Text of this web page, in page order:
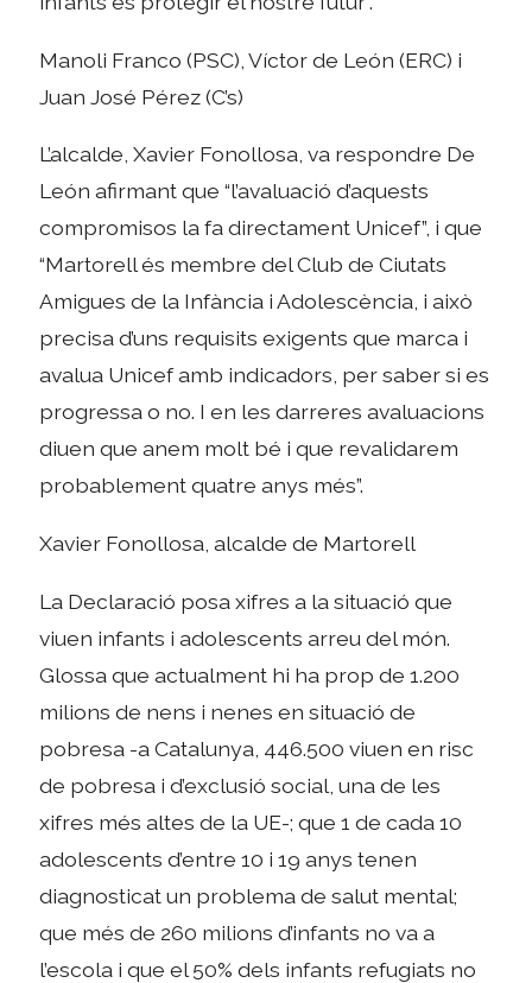
Manoli Franco (PSC), Víctor de León (ERC) i
Juan José Pérez (C’s)
L’alcalde, Xavier Fonollosa, va respondre De
León afirmant que “l’avaluació d’aquests
compromisos la fa directament Unicef”, i que
“Martorell és membre del Club de Ciutats
Amigues de la Infància i Adolescència, i això
precisa d’uns requisits exigents que marca i
avalua Unicef amb indicadors, per saber si es
progressa o no. I en les darreres avaluacions
diuen que anem molt bé i que revalidarem
probablement quatre anys més”.
Xavier Fonollosa, alcalde de Martorell
La Declaració posa xifres a la situació que
viuen infants i adolescents arreu del món.
Glossa que actualment hi ha prop de 1.200
milions de nens i nenes en situació de
pobresa -a Catalunya, 446.500 viuen en risc
de pobresa i d’exclusió social, una de les
xifres més altes de la UE-; que 1 de cada 10
adolescents d’entre 10 i 19 anys tenen
diagnosticat un problema de salut mental;
que més de 260 milions d’infants no va a
l’escola i que el 50% dels infants refugiats no